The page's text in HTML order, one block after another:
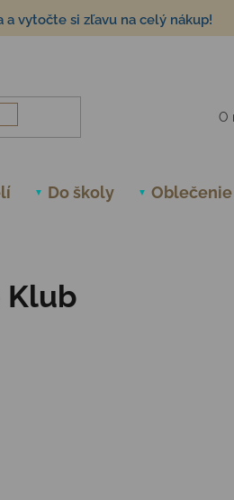
a vytočte si zľavu na celý nákup!
O
Do školy Oblečenie
Klub